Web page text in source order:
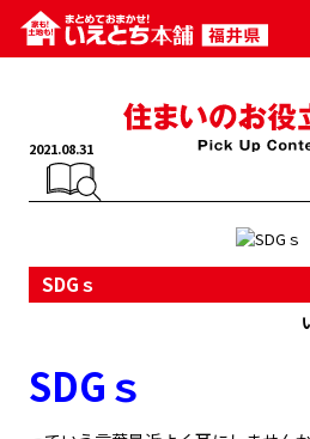
2021.08.31
SDGｓ
SDGｓ